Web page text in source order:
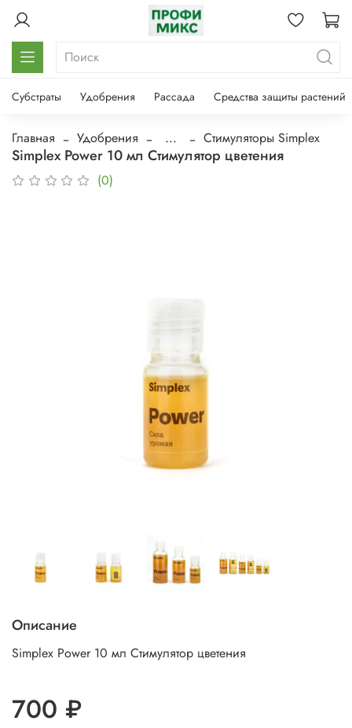
Субстраты Удобрения Рассада Средства защиты растений
Главная Удобрения ... Стимуляторы Simplex
Simplex Power 10 мл Стимулятор цветения
(0)
Описание
Simplex Power 10 мл Стимулятор цветения
700 ₽